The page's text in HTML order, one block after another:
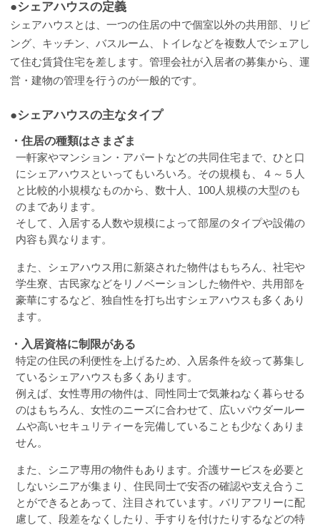
●シェアハウスの定義
シェアハウスとは、一つの住居の中で個室以外の共用部、リビ
ング、キッチン、バスルーム、トイレなどを複数人でシェアし
て住む賃貸住宅を差します。管理会社が入居者の募集から、運
営・建物の管理を行うのが一般的です。
●シェアハウスの主なタイプ
・住居の種類はさまざま
一軒家やマンション・アパートなどの共同住宅まで、ひと口
にシェアハウスといってもいろいろ。その規模も、４～５人
と比較的小規模なものから、数十人、100人規模の大型のも
のまであります。
そして、入居する人数や規模によって部屋のタイプや設備の
内容も異なります。
また、シェアハウス用に新築された物件はもちろん、社宅や
学生寮、古民家などをリノベーションした物件や、共用部を
豪華にするなど、独自性を打ち出すシェアハウスも多くあり
ます。
・入居資格に制限がある
特定の住民の利便性を上げるため、入居条件を絞って募集し
ているシェアハウスも多くあります。
例えば、女性専用の物件は、同性同士で気兼ねなく暮らせる
のはもちろん、女性のニーズに合わせて、広いパウダールー
ムや高いセキュリティーを完備していることも少なくありま
せん。
また、シニア専用の物件もあります。介護サービスを必要と
しないシニアが集まり、住民同士で安否の確認や支え合うこ
とができるとあって、注目されています。バリアフリーに配
慮して、段差をなくしたり、手すりを付けたりするなどの特